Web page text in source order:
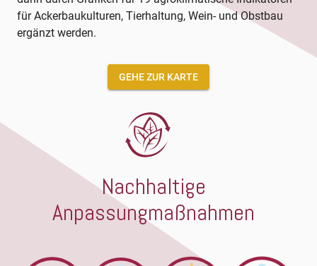
für Ackerbaukulturen, Tierhaltung, Wein- und Obstbau
ergänzt werden.
GEHE ZUR KARTE
Nachhaltige
Anpassungmaßnahmen